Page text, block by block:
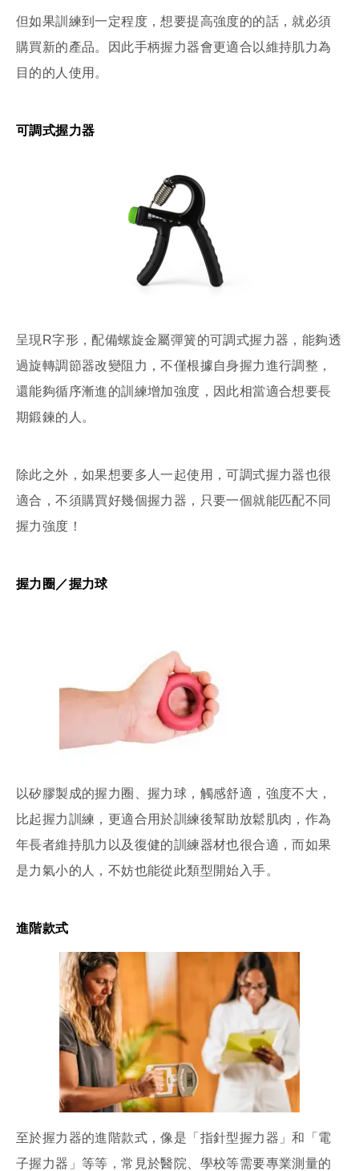
但如果訓練到一定程度，想要提高強度的的話，就必須
購買新的產品。因此手柄握力器會更適合以維持肌力為
目的的人使用。
可調式握力器
呈現R字形，配備螺旋金屬彈簧的可調式握力器，能夠透
過旋轉調節器改變阻力，不僅根據自身握力進行調整，
還能夠循序漸進的訓練增加強度，因此相當適合想要長
期鍛鍊的人。
除此之外，如果想要多人一起使用，可調式握力器也很
適合，不須購買好幾個握力器，只要一個就能匹配不同
握力強度！
握力圈／握力球
以矽膠製成的握力圈、握力球，觸感舒適，強度不大，
比起握力訓練，更適合用於訓練後幫助放鬆肌肉，作為
年長者維持肌力以及復健的訓練器材也很合適，而如果
是力氣小的人，不妨也能從此類型開始入手。
進階款式
至於握力器的進階款式，像是「指針型握力器」和「電
子握力器」等等，常見於醫院、學校等需要專業測量的